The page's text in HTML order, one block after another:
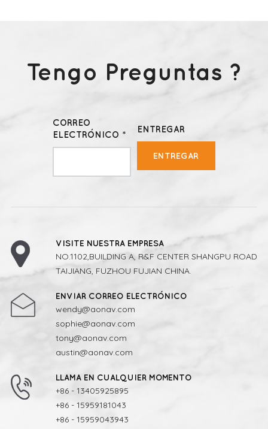
Tengo Preguntas ?
CORREO
ELECTRÓNICO *
ENTREGAR
ENTREGAR
VISITE NUESTRA EMPRESA
NO.1102,BUILDING A, R&F CENTER SHANGPU ROAD
TAIJIANG, FUZHOU FUJIAN CHINA.
ENVIAR CORREO ELECTRÓNICO
wendy@aonav.com
sophie@aonav.com
tony@aonav.com
austin@aonav.com
LLAMA EN CUALQUIER MOMENTO
+86 - 13405925895
+86 - 15959181043
+86 - 15959043943